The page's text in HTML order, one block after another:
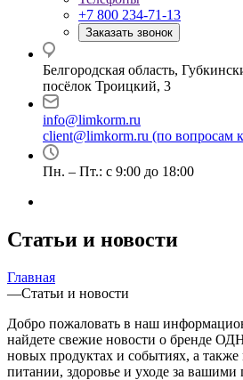
+7 800 234-71-13
Заказать звонок
Белгородская область,
посёлок Троицкий, 3
info@limkorm.ru
client@limkorm.ru (по вопросам
Пн. – Пт.: с 9:00 до 18:00
Статьи и новости
Главная
—Статьи и новости
Добро пожаловать в наш
найдете свежие новости о бренде
новых продуктах и событиях, а также
питании, здоровье и уходе за